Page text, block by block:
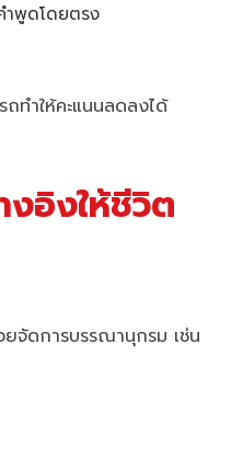
ำพูดโดยตรง
ทำให้คะแนนลดลงได้
งอิงให้ชีวิต
ยจัดการบรรณานุกรม เช่น